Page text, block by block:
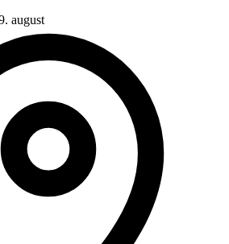
august